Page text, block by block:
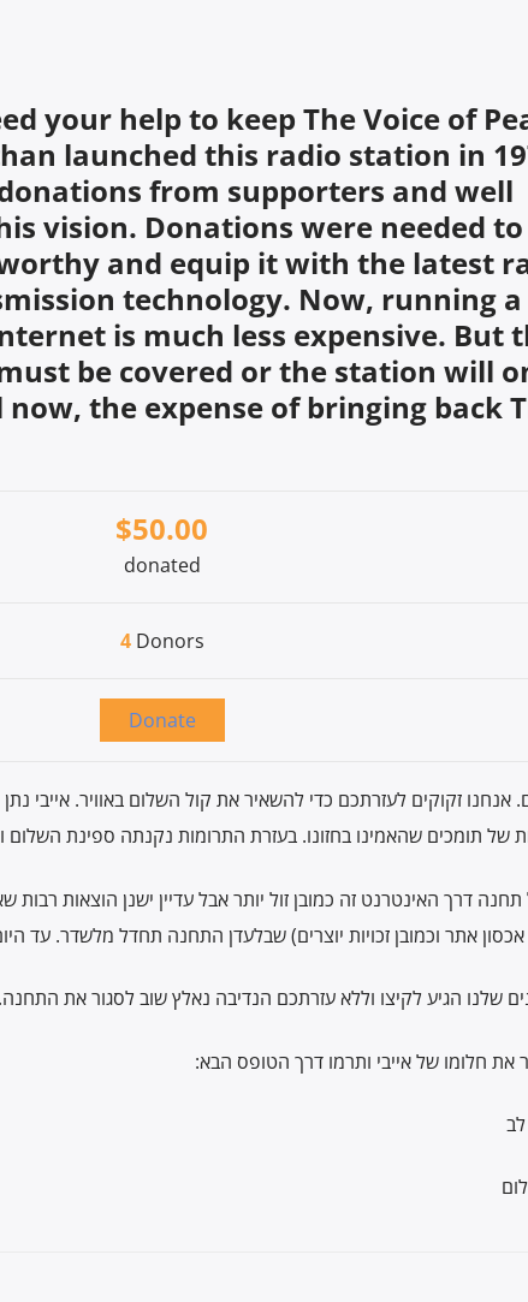
your help to keep The Voice of
launched this radio station in
from supporters and well
vision. Donations were needed
and equip it with the latest
technology. Now, running
is much less expensive. But
be covered or the station will
the expense of bringing back
$50.00
donated
4Donors
Donate
תחנה דרך האינטרנט זה כמובן זול יותר אבל עדיין ישנן הוצאות
שלנו הגיע לקיצו וללא עזרתכם הנדיבה נאלץ שוב לסגור את התחנה
את חלומו של אייבי ותרמו דרך הטופס הבא